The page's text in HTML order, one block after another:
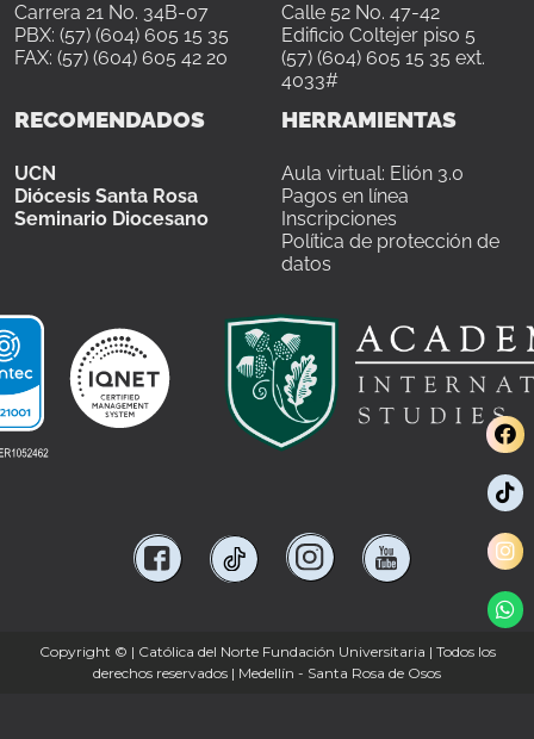
Carrera 21 No. 34B-07
PBX: (57) (604) 605 15 35
FAX: (57) (604) 605 42 20
Calle 52 No. 47-42
Edificio Coltejer piso 5
(57) (604) 605 15 35 ext.
4033#
RECOMENDADOS
UCN
Diócesis Santa Rosa
Seminario Diocesano
HERRAMIENTAS
Aula virtual: Elión 3.0
Pagos en línea
Inscripciones
Política de protección de
datos
Copyright © | Católica del Norte Fundación Universitaria | Todos los
derechos reservados | Medellín - Santa Rosa de Osos